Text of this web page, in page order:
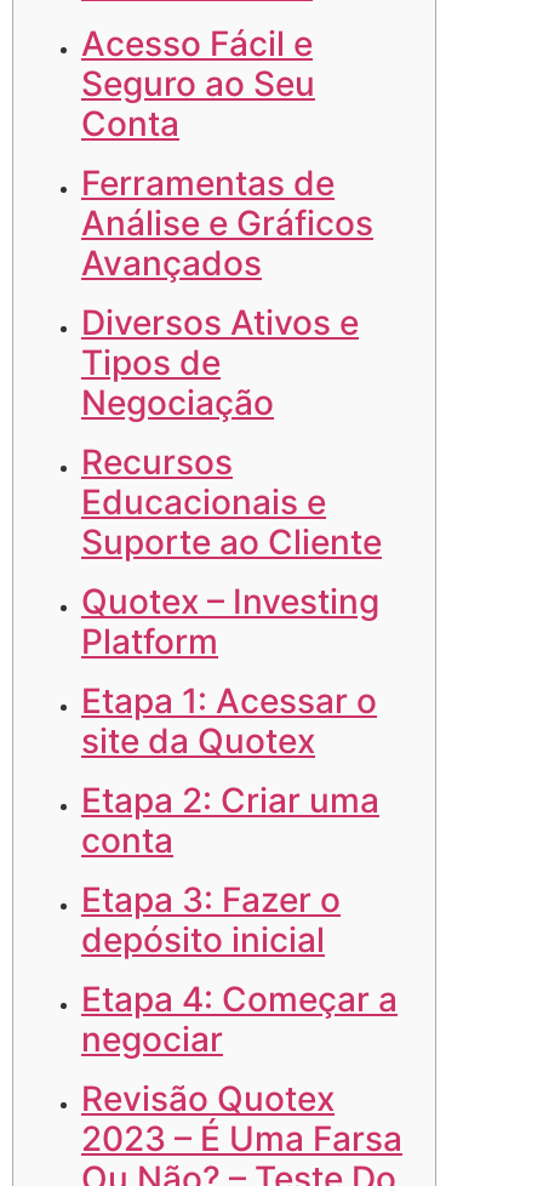
Acesso Fácil e
Seguro ao Seu
Conta
Ferramentas de
Análise e Gráficos
Avançados
Diversos Ativos e
Tipos de
Negociação
Recursos
Educacionais e
Suporte ao Cliente
Quotex – Investing
Platform
Etapa 1: Acessar o
site da Quotex
Etapa 2: Criar uma
conta
Etapa 3: Fazer o
depósito inicial
Etapa 4: Começar a
negociar
Revisão Quotex
2023 – É Uma Farsa